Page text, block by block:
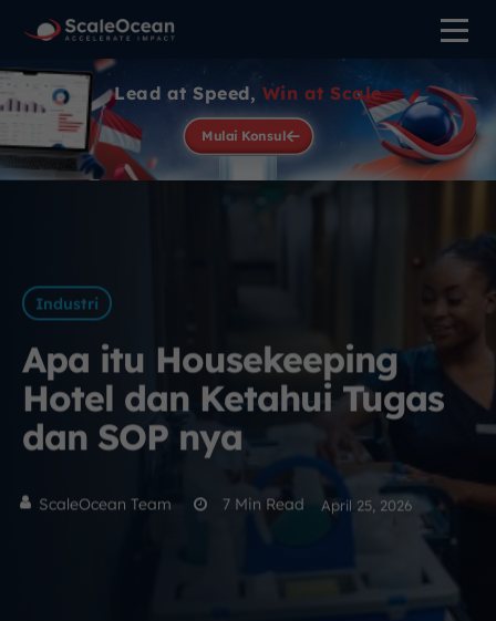
Lead at Speed, Win at Scale
Mulai Konsul
Industri
Apa itu Housekeeping
Hotel dan Ketahui Tugas
dan SOP nya
ScaleOcean Team 7 Min Read April 25, 2026